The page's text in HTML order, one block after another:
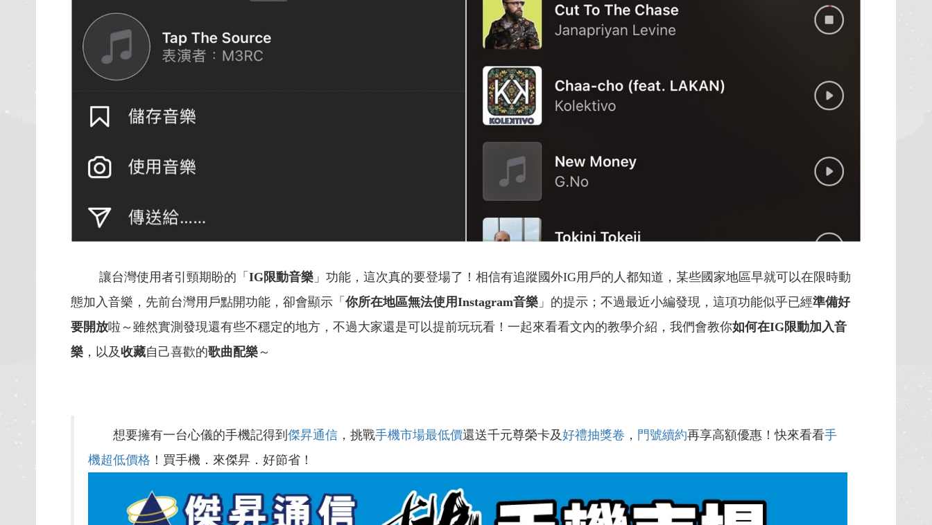
讓台灣使用者引頸期盼的「 IG限動音樂 」功能，這次真的要登場了！相信有追蹤國外IG用戶的人都知道，某些國家地區早就可以在限時動
態加入音樂，先前台灣用戶點開功能，卻會顯示「 你所在地區無法使用Instagram音樂 」的提示；不過最近小編發現，這項功能似乎已經準備好
要開放啦～雖然實測發現還有些不穩定的地方，不過大家還是可以提前玩玩看！一起來看看文內的教學介紹，我們會教你如何在IG限動加入音
樂 ，以及收藏自己喜歡的歌曲配樂～
想要擁有一台心儀的手機記得到 傑昇通信 ，挑戰手機市場最低價還送千元尊榮卡及好禮抽獎卷 ， 門號續約再享高額優惠！快來看看手
機超低價格 ！買手機．來傑昇．好節省！